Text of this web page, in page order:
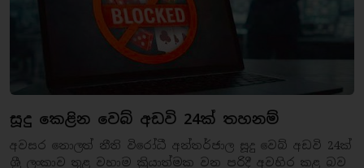
සූදු කෙළින වෙබ් අඩවි 24ක් තහනම්
අවසර නොලත් නීති විරෝධී අන්තර්ජාල සූදු වෙබ් අඩවි 24ක්
ශ්‍රී ලංකාව තුළ වහාම ක්‍රියාත්මක වන පරිදී අවහිර කළ බව